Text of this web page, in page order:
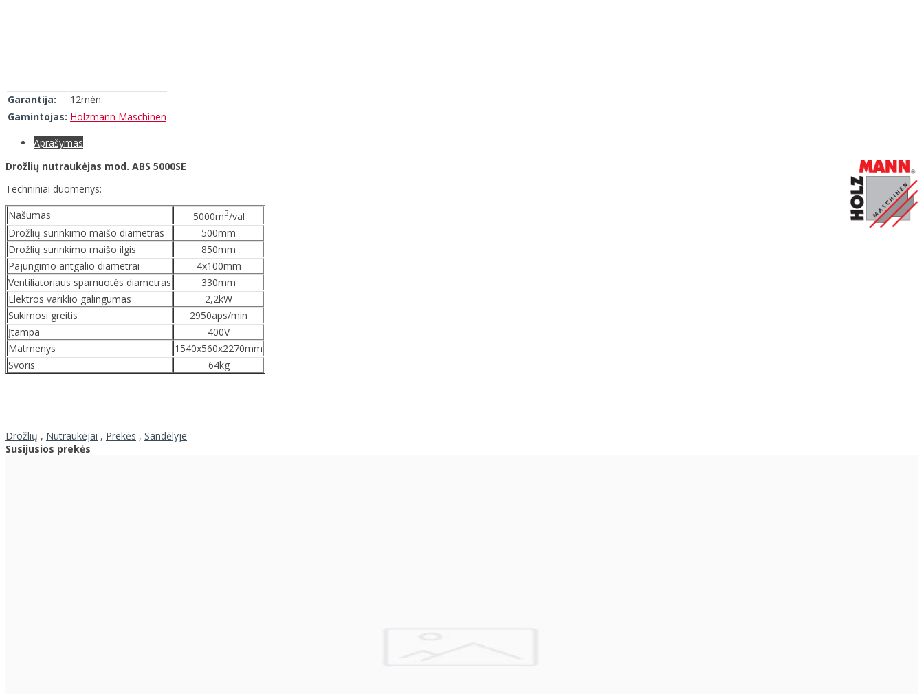
Garantija:
12mėn.
Gamintojas: Holzmann Maschinen
Aprašymas
Drožlių nutraukėjas mod. ABS 5000SE
Techniniai duomenys:
Našumas
5000m3/val
Drožlių surinkimo maišo diametras
500mm
Drožlių surinkimo maišo ilgis
850mm
Pajungimo antgalio diametrai
4x100mm
Ventiliatoriaus sparnuotės diametras
330mm
Elektros variklio galingumas
2,2kW
Sukimosi greitis
2950aps/min
Įtampa
400V
Matmenys
1540x560x2270mm
Svoris
64kg
Drožlių , Nutraukėjai , Prekės , Sandėlyje
Susijusios prekės